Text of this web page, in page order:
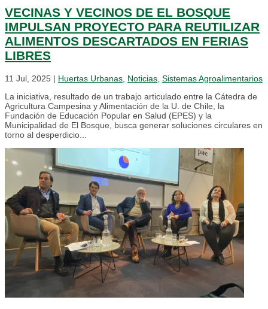
VECINAS Y VECINOS DE EL BOSQUE
IMPULSAN PROYECTO PARA REUTILIZAR
ALIMENTOS DESCARTADOS EN FERIAS
LIBRES
11 Jul, 2025 | Huertas Urbanas Noticias Sistemas Agroalimentarios
La iniciativa, resultado de un trabajo articulado entre la Cátedra de
Agricultura Campesina y Alimentación de la U. de Chile, la
Fundación de Educación Popular en Salud (EPES) y la
Municipalidad de El Bosque, busca generar soluciones circulares en
torno al desperdicio...